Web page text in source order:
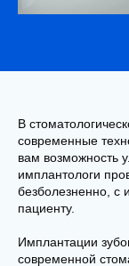
В
современные
вам возможность
имплантологи
безболезненно, с
пациенту.
Имплантации
современной